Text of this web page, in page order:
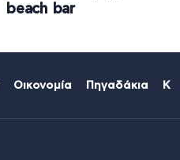
beach bar
Οικονομία Πηγαδάκια